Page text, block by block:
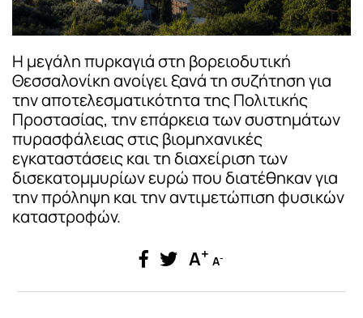
Η μεγάλη πυρκαγιά στη βορειοδυτική
Θεσσαλονίκη ανοίγει ξανά τη συζήτηση για
την αποτελεσματικότητα της Πολιτικής
Προστασίας, την επάρκεια των συστημάτων
πυρασφάλειας στις βιομηχανικές
εγκαταστάσεις και τη διαχείριση των
δισεκατομμυρίων ευρώ που διατέθηκαν για
την πρόληψη και την αντιμετώπιση φυσικών
καταστροφών.
A+ A-